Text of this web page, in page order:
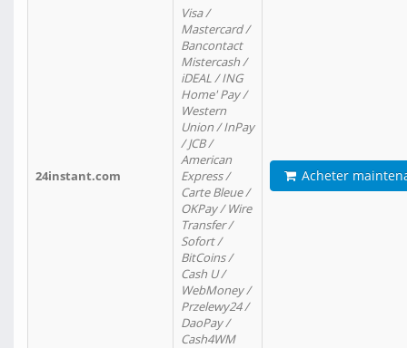
24instant.com
Visa /
Mastercard /
Bancontact
Mistercash /
iDEAL / ING
Home' Pay /
Western
Union / InPay
/ JCB /
American
Express /
Carte Bleue /
OKPay / Wire
Transfer /
Sofort /
BitCoins /
Cash U /
WebMoney /
Przelewy24 /
DaoPay /
Cash4WM
Acheter